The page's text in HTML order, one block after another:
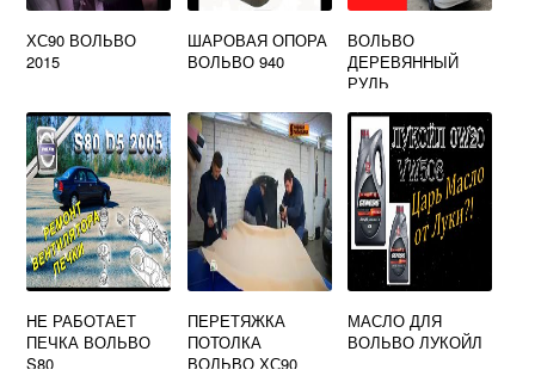
ХС90 ВОЛЬВО
2015
ШАРОВАЯ ОПОРА
ВОЛЬВО 940
ВОЛЬВО
ДЕРЕВЯННЫЙ
РУЛЬ
НЕ РАБОТАЕТ
ПЕЧКА ВОЛЬВО
S80
ПЕРЕТЯЖКА
ПОТОЛКА
ВОЛЬВО ХС90
МАСЛО ДЛЯ
ВОЛЬВО ЛУКОЙЛ